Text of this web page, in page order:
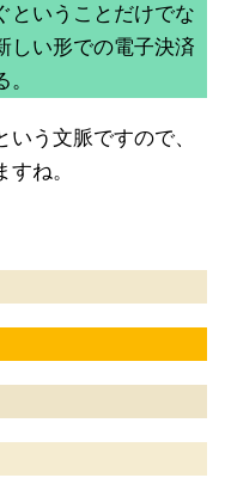
ということだけでな
しい形での電子決済
う文脈ですので、
ね。